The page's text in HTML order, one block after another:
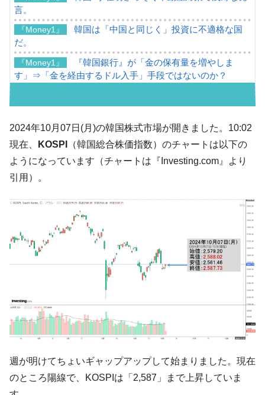
言。
『Money1』
韓国は「中国と同じく」投資に不適格な国
だ。
『Money1』
『韓国銀行』が「金の保有量を増やしま
す」⇒「金を経由するドル入手」手段ではないのか？
ル」まで拡大 ⇒ 海外資金の動きに強く左右される状態
『Money1』
韓国･帰ってきた李在明。李在明を支持しな
い「50.5％」に上昇
『Money1』
韓国大統領府ボンクラ政策室長が告発され
た ⇒ 国家が行った恐るべき株価操作であり、空前の国政壟
『Money1』
韓国･警察職員が「丸刈りになって抗議活
『Money1』
中国だけが鉄鋼輸出を異常増加させる ⇒ 中
国の過剰生産が世界を蝕む。
韓国製造業「半導体絶好調」のウラで他業
種は全般的「不調」⇒ PSIが示す現況は決して良くない。
『Money1』
【米韓激突案件】韓国消費者院が『クーパ
ン』1人当たり賠償10万ウォンを認定 ⇒ 総額3兆7,000億
『Money1』 韓国で猛暑。南東部では干ばつ
『Money1』
韓国型イージス搭載の次世代駆逐艦
「KDDX」1番艦、2032年竣工と公示
2024年10月07日(月)の韓国株式市場が開きました。10:02
現在、
KOSPI
（韓国総合株価指数）のチャートは以下の
ようになっています（チャートは『Investing.com』より
引用）。
週が明けてちょいギャップアップして始まりました。現在
のところ陽線で、KOSPIは「2,587」まで上昇していま